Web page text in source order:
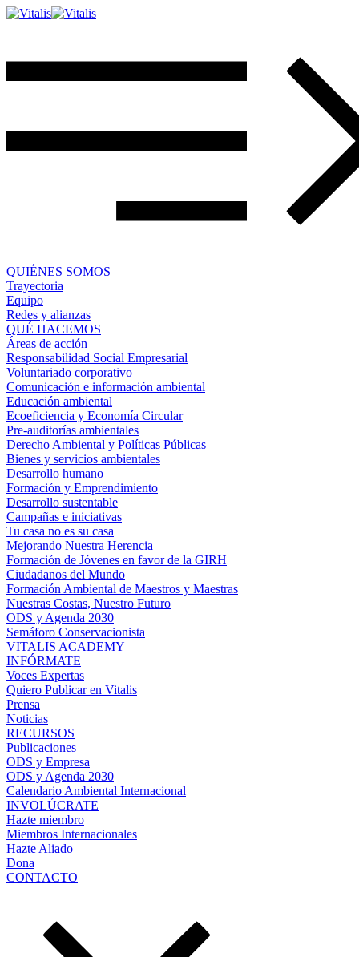
QUIÉNES SOMOS
Trayectoria
Equipo
Redes y alianzas
QUÉ HACEMOS
Áreas de acción
Responsabilidad Social Empresarial
Voluntariado corporativo
Comunicación e información ambiental
Educación ambiental
Ecoeficiencia y Economía Circular
Pre-auditorías ambientales
Derecho Ambiental y Políticas Públicas
Bienes y servicios ambientales
Desarrollo humano
Formación y Emprendimiento
Desarrollo sustentable
Campañas e iniciativas
Tu casa no es su casa
Mejorando Nuestra Herencia
Formación de Jóvenes en favor de la GIRH
Ciudadanos del Mundo
Formación Ambiental de Maestros y Maestras
Nuestras Costas, Nuestro Futuro
ODS y Agenda 2030
Semáforo Conservacionista
VITALIS ACADEMY
INFÓRMATE
Voces Expertas
Quiero Publicar en Vitalis
Prensa
Noticias
RECURSOS
Publicaciones
ODS y Empresa
ODS y Agenda 2030
Calendario Ambiental Internacional
INVOLÚCRATE
Hazte miembro
Miembros Internacionales
Hazte Aliado
Dona
CONTACTO